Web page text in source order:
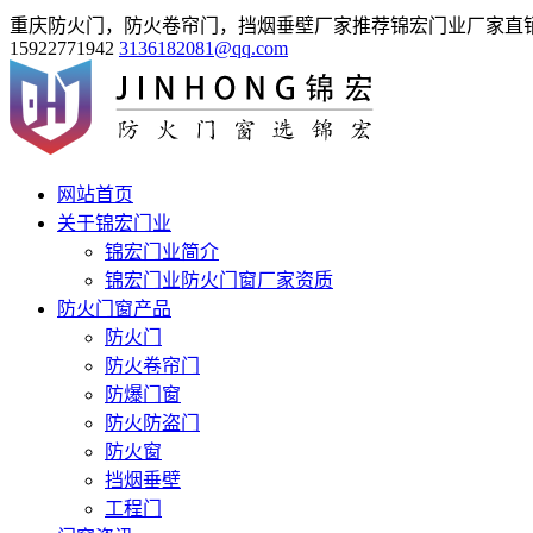
重庆防火门，防火卷帘门，挡烟垂壁厂家推荐锦宏门业厂家直
15922771942 3136182081@qq.com
网站首页
关于锦宏门业
锦宏门业简介
锦宏门业防火门窗厂家资质
防火门窗产品
防火门
防火卷帘门
防爆门窗
防火防盗门
防火窗
挡烟垂壁
工程门